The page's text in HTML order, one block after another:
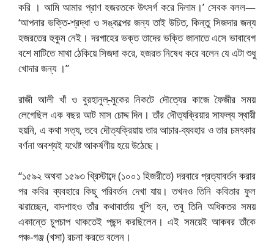
করি । আমি আমার প্রাণ হজরতকে উৎসর্গ করে দিলাম।’ সেবক বলল—
‘আপনার ভক্তি-শ্রদ্ধা ও সঙ্কল্পের জন্য তাই উচিত, কিন্তু সিজদার জন্য
হজরতের হুকুম নেই। দরগাহের ভক্ত তাদের ভক্তি জানাতে এসে ভাবাবেগ
বশে মাটিতে মাথা ঠেকিয়ে সিজদা করে, হজরত নিষেধ করে বলেন যে এটা শুধু
খোদার জন্য ।”
রাজী আলী খাঁ ও বুরহানুল্-মুকের নিকটে দৌত্যের কাজে ফৈজীর সময়
লেগেছিল এক বছর আট মাস চোদ্দ দিন। তাঁর দৌত্যক্রিয়ার সাফল্য স্থায়ী
হয়নি, এ কথা সত্য, তবে দৌত্যক্রিয়ায় তার আচার-ব্যবহার ও তার চমৎকার
বর্ণনা অবশ্যই যথেষ্ট আকর্ষণীয় হয়ে উঠেছে।
“১৫৯২ অথবা ১৫৯৩ খ্রিস্টাব্দে (১০০১ হিজরীতে) দরবারে প্রত্যাবর্তন করার
পর কবির ব্যবহারে কিছু পরিবর্তন দেখা যায়। তখনও তিনি কবিতার ফুল
ঝরাচ্ছেন, বাদশাহও তাঁর কথাবার্তায় খুশি হন, তবু তিনি অধিকতর সময়
একান্তে চুপচাপ থাকতেই পছন্দ করছিলেন। এই সময়েই আকবর তাঁকে
পঞ্চ-গঞ্জ (খসা) রচনা করতে বলেন।